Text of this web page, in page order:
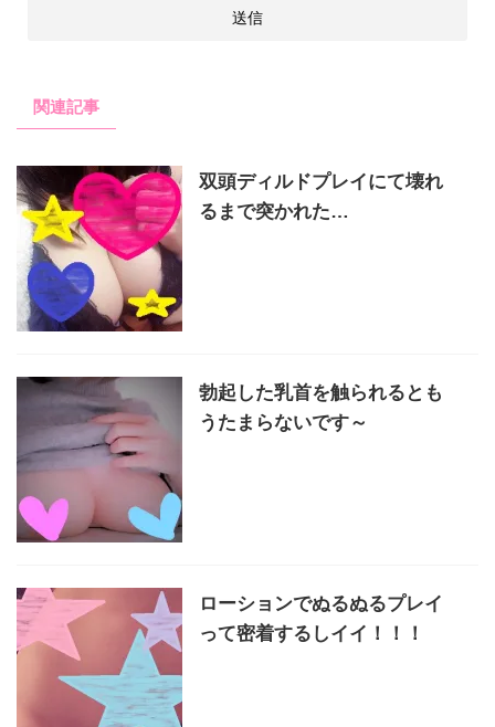
関連記事
双頭ディルドプレイにて壊れ
るまで突かれた…
勃起した乳首を触られるとも
うたまらないです～
ローションでぬるぬるプレイ
って密着するしイイ！！！